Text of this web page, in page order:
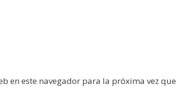
en este navegador para la próxima vez que